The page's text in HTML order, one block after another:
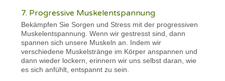
7. Progressive Muskelentspannung
Bekämpfen Sie Sorgen und Stress mit der progressiven
Muskelentspannung. Wenn wir gestresst sind, dann
spannen sich unsere Muskeln an. Indem wir
verschiedene Muskelstränge im Körper anspannen und
dann wieder lockern, erinnern wir uns selbst daran, wie
es sich anfühlt, entspannt zu sein.